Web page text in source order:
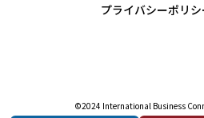
プライバシーポリシ
©️2024 International Business